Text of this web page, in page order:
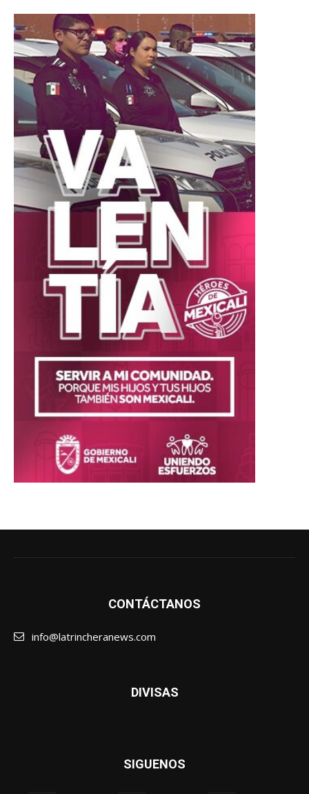
CONTÁCTANOS
info@latrincheranews.com
DIVISAS
SIGUENOS